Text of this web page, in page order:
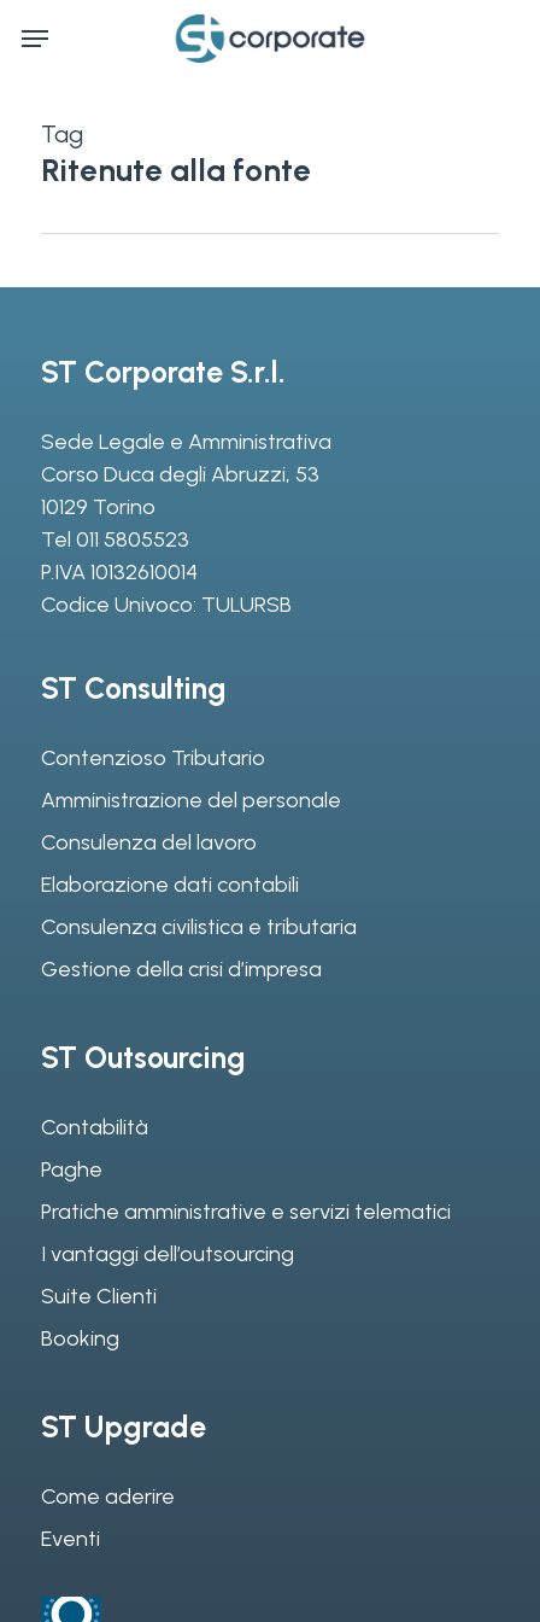
Menu
Tag
Ritenute alla fonte
ST Corporate S.r.l.
Sede Legale e Amministrativa
Corso Duca degli Abruzzi, 53
10129 Torino
Tel 011 5805523
P.IVA 10132610014
Codice Univoco: TULURSB
ST Consulting
Contenzioso Tributario
Amministrazione del personale
Consulenza del lavoro
Elaborazione dati contabili
Consulenza civilistica e tributaria
Gestione della crisi d’impresa
ST Outsourcing
Contabilità
Paghe
Pratiche amministrative e servizi telematici
I vantaggi dell’outsourcing
Suite Clienti
Booking
ST Upgrade
Come aderire
Eventi